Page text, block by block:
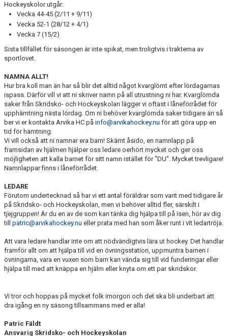
Hockeyskolor utgår:
Vecka 44-45 (2/11 + 9/11)
Vecka 52-1 (28/12 + 4/1)
Vecka 7 (15/2)
Sista tillfället för säsongen är inte spikat, men troligtvis i trakterna av
sportlovet.
NAMNA ALLT!
Hur bra koll man än har så blir det alltid något kvarglömt efter lördagarnas
ispass. Därför vill vi att ni skriver namn på all utrustning ni har. Kvarglömda
saker från Skridsko- och Hockeyskolan lägger vi oftast i låneförrådet för
upphämtning nästa lördag. Om ni behöver kvarglömda saker tidigare än så
ber vi er kontakta Arvika HC på info@arvikahockey.nu för att göra upp en
tid för hämtning.
Vi vill också att ni namnar era barn! Skämt åsido, en namnlapp på
framsidan av hjälmen hjälper oss ledare oerhört mycket och ger oss
möjligheten att kalla barnet för sitt namn istället för "DU". Mycket trevligare!
Namnlappar finns i låneförrådet.
LEDARE
Förutom undertecknad så har vi ett antal föräldrar som varit med tidigare år
på Skridsko- och Hockeyskolan, men vi behöver alltid fler, särskilt i
tjejgruppen! Är du en av de som kan tänka dig hjälpa till på isen, hör av dig
till patric@arvikahockey.nu eller prata med han som åker runt i vit ledartröja.
Att vara ledare handlar inte om att nödvändigtvis lära ut hockey. Det handlar
framför allt om att hjälpa till vid en övningsstation, uppmuntra barnen i
övningarna, vara en vuxen som barn kan vända sig till vid funderingar eller
hjälpa till med att knäppa en hjälm eller knyta om ett par skridskor.
Vi tror och hoppas på mycket folk imorgon och det ska bli underbart att
dra igång en ny säsong tillsammans med er alla!
Patric Fäldt
Ansvarig Skridsko- och Hockeyskolan